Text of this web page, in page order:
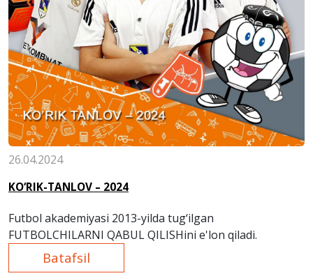
26.04.2024
KO‘RIK-TANLOV – 2024
Futbol akademiyasi 2013-yilda tug‘ilgan
FUTBOLCHILARNI QABUL QILISHini e'lon qiladi.
Batafsil